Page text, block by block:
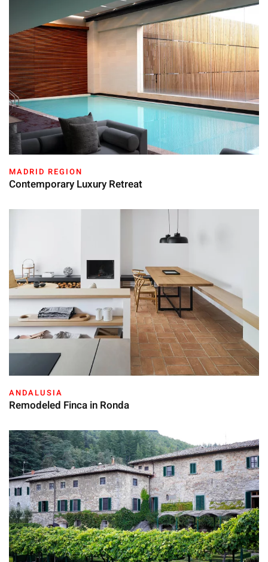
MADRID REGION
Contemporary Luxury Retreat
ANDALUSIA
Remodeled Finca in Ronda